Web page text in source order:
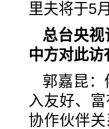
里夫将于5
总台央
中方对此访
郭嘉昆
入友好、
协作伙伴